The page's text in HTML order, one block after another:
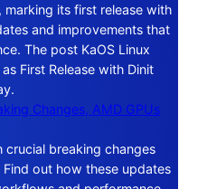
marking its first release with
and improvements that
The post KaOS Linux
First Release with Dinit
Changes, AMD GPUs
crucial breaking changes
out how these updates